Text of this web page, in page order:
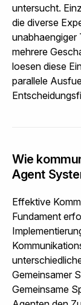
untersucht.
die diverse
unabhaengiger
mehrere
loesen diese
parallele
Wie
Agent
Effektive
Fundament
Gemeinsamer
Gemeinsame